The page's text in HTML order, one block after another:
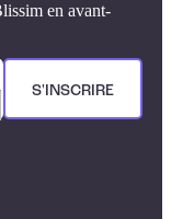
en avant-
S'INSCRIRE